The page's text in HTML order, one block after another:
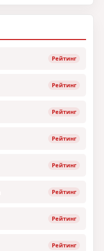
Рейтинг
Рейтинг
Рейтинг
Рейтинг
Рейтинг
Рейтинг
Рейтинг
Рейтинг